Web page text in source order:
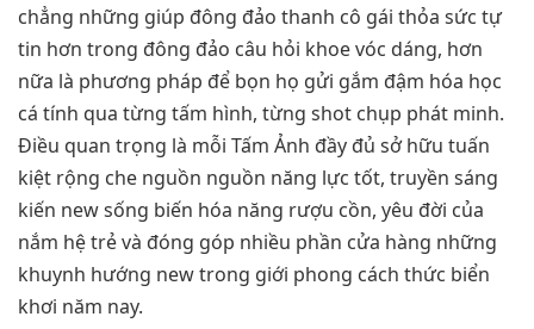
chẳng những giúp đông đảo thanh cô gái thỏa sức tự
tin hơn trong đông đảo câu hỏi khoe vóc dáng, hơn
nữa là phương pháp để bọn họ gửi gắm đậm hóa học
cá tính qua từng tấm hình, từng shot chụp phát minh.
Điều quan trọng là mỗi Tấm Ảnh đầy đủ sở hữu tuấn
kiệt rộng che nguồn nguồn năng lực tốt, truyền sáng
kiến new sống biến hóa năng rượu cồn, yêu đời của
nắm hệ trẻ và đóng góp nhiều phần cửa hàng những
khuynh hướng new trong giới phong cách thức biển
khơi năm nay.